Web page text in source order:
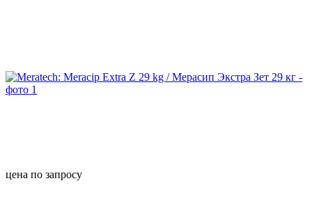
цена по запросу